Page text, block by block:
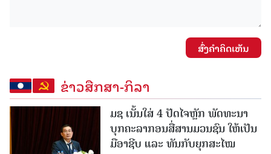
ສົ່ງຄໍາຄິດເຫັນ
ຂ່າວສືກສາ-ກິລາ
ມຊ ເນັ້ນໃສ່ 4 ປັດໄຈຫຼັກ ພັດທະນາ
ບຸກຄະລາກອນສື່ສານມວນຊົນ ໃຫ້ເປັນ
ມືອາຊີບ ແລະ ທັນກັບຍຸກສະໄໝ